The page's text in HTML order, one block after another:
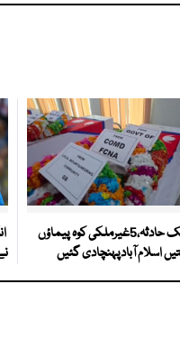
براڈ پیک حادثہ،5غیرملکی کوہ پیماؤں
اسلام آبادپہنچادی گئیں